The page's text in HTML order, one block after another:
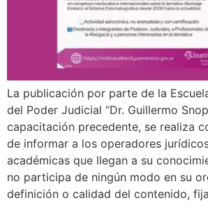
La publicación por parte de la
del Poder Judicial “Dr. Guillermo
capacitación precedente, se realiza
de informar a los operadores
académicas que llegan a su
no participa de ningún modo en su
definición o calidad del contenido,